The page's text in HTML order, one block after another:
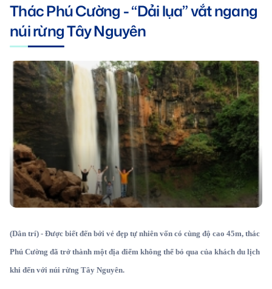
Thác Phú Cường - “Dải lụa” vắt ngang
núi rừng Tây Nguyên
(Dân trí) - Được biết đến bởi vẻ đẹp tự nhiên vốn có cùng độ cao 45m, thác
Phú Cường đã trở thành một địa điểm không thể bỏ qua của khách du lịch
khi đến với núi rừng Tây Nguyên.